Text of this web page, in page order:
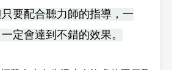
要配合聽力師的指導，一
定會達到不錯的效果。